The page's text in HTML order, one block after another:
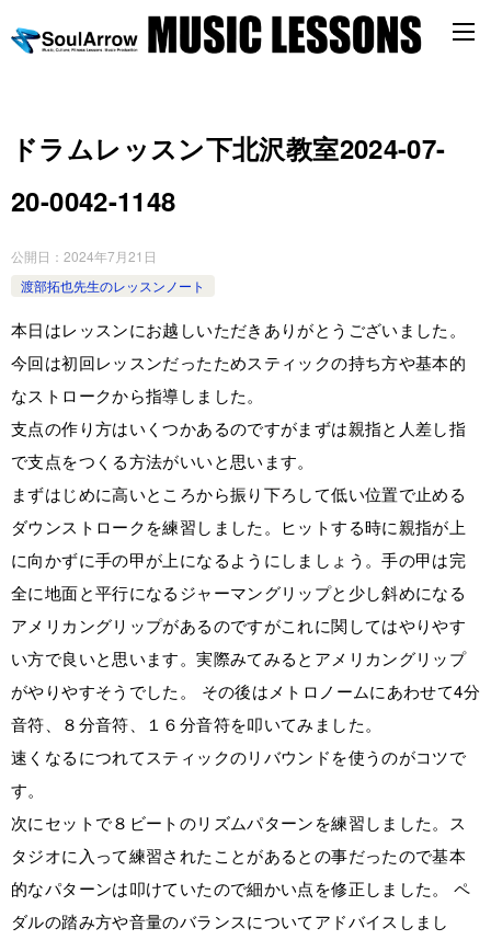
ドラムレッスン下北沢教室2024-07-
20-0042-1148
公開日： 2024年7月21日
渡部拓也先生のレッスンノート
本日はレッスンにお越しいただきありがとうございました。
今回は初回レッスンだったためスティックの持ち方や基本的
なストロークから指導しました。
支点の作り方はいくつかあるのですがまずは親指と人差し指
で支点をつくる方法がいいと思います。
まずはじめに高いところから振り下ろして低い位置で止める
ダウンストロークを練習しました。ヒットする時に親指が上
に向かずに手の甲が上になるようにしましょう。手の甲は完
全に地面と平行になるジャーマングリップと少し斜めになる
アメリカングリップがあるのですがこれに関してはやりやす
い方で良いと思います。実際みてみるとアメリカングリップ
がやりやすそうでした。 その後はメトロノームにあわせて4分
音符、８分音符、１６分音符を叩いてみました。
速くなるにつれてスティックのリバウンドを使うのがコツで
す。
次にセットで８ビートのリズムパターンを練習しました。ス
タジオに入って練習されたことがあるとの事だったので基本
的なパターンは叩けていたので細かい点を修正しました。 ペ
ダルの踏み方や音量のバランスについてアドバイスしまし